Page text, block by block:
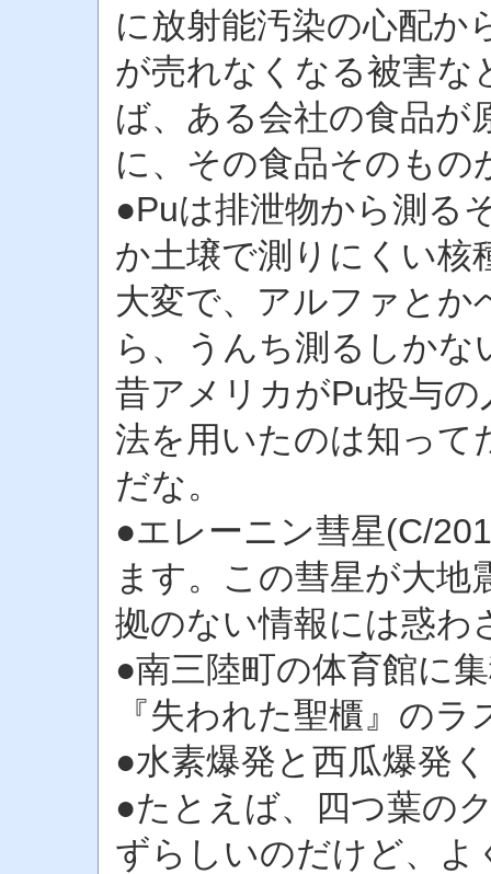
に放射能汚染の心配か
が売れなくなる被害な
ば、ある会社の食品が
に、その食品そのも
●Puは排泄物から測る
か土壌で測りにくい核
大変で、アルファとか
ら、うんち測るしか
昔アメリカがPu投与
法を用いたのは知って
だな。
●エレーニン彗星(C/
ます。この彗星が大
拠のない情報には惑わ
●南三陸町の体育館に
『失われた聖櫃』の
●水素爆発と西瓜爆発
●たとえば、四つ葉の
ずらしいのだけど、